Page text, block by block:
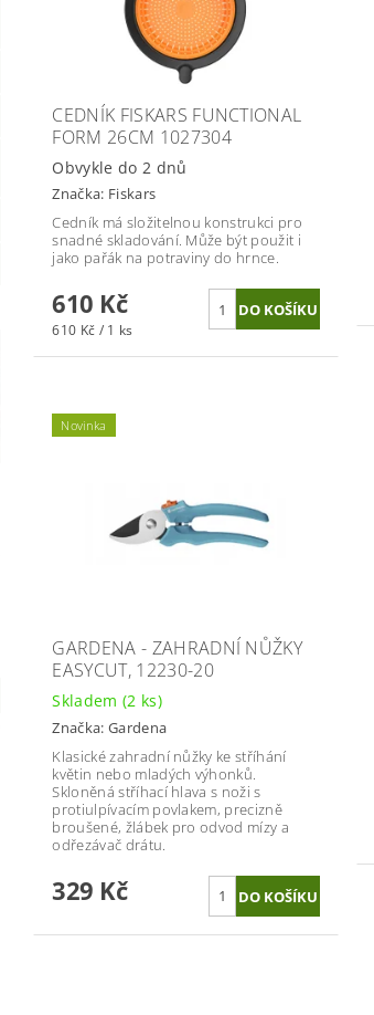
CEDNÍK FISKARS FUNCTIONAL
FORM 26CM 1027304
Obvykle do 2 dnů
Značka: Fiskars
Cedník má složitelnou konstrukci pro
snadné skladování. Může být použit i
jako pařák na potraviny do hrnce.
610 Kč
610 Kč / 1 ks
Novinka
GARDENA - ZAHRADNÍ NŮŽKY
EASYCUT, 12230-20
Skladem (2 ks)
Značka: Gardena
Klasické zahradní nůžky ke stříhání
květin nebo mladých výhonků.
Skloněná stříhací hlava s noži s
protiulpívacím povlakem, precizně
broušené, žlábek pro odvod mízy a
odřezávač drátu.
329 Kč